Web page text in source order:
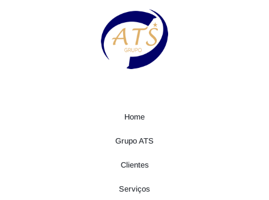
Home
Grupo ATS
Clientes
Serviços